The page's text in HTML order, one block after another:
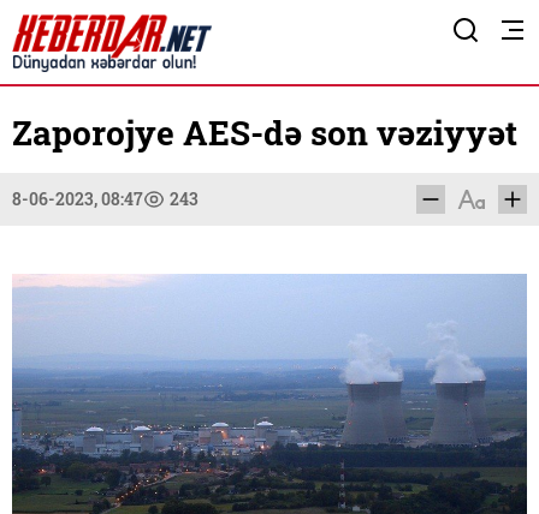
Zaporojye AES-də son vəziyyət
8-06-2023, 08:47 243